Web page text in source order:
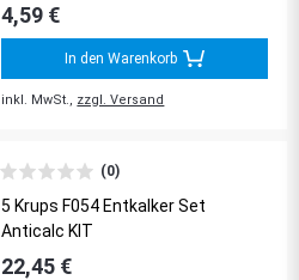
4,59 €
In den Warenkorb
inkl. MwSt., zzgl. Versand
(0)
5 Krups F054 Entkalker Set
Anticalc KIT
22,45 €